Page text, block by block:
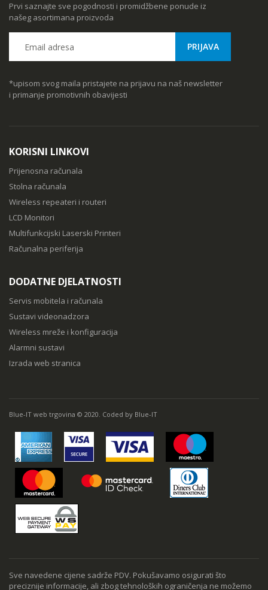
Prvi saznajte sve pogodnosti i promidžbene ponude iz
našeg asortimana proizvoda
*upisom svog maila pristajete na prijavu na naš newsletter
i primanje promotivnih obavijesti
KORISNI LINKOVI
Prijenosna računala
Stolna računala
Wireless repeateri i routeri
LCD Monitori
Multifunkcijski Laserski Printeri
Računalna periferija
DODATNE DJELATNOSTI
Servis mobitela i računala
Sustavi videonadzora
Wireless mreže i konfiguracija
Alarmni sustavi
Izrada web stranica
Blue-IT web trgovina © 2020. Coded by Blue-IT
Sve navedene cijene sadrže PDV. Pokušavamo osigurati što
preciznije informacije, ali zbog tehnoloških ograničenja ne možemo